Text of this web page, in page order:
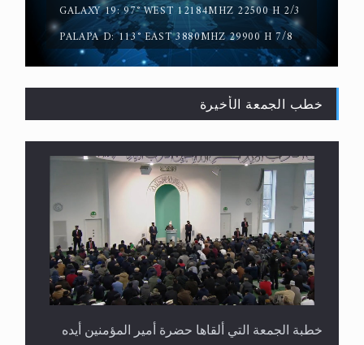
القرآن قاضٍ وحكمٌ على السنة ومهيمنٌ عليها.. ليس
العكس
GALAXY 19: 97° WEST 12184MHZ 22500 H 2/3
PALAPA D: 113° EAST 3880MHZ 29900 H 7/8
خطب الجمعة الأخيرة
خطبة الجمعة التي ألقاها حضرة أمير المؤمنين أيده